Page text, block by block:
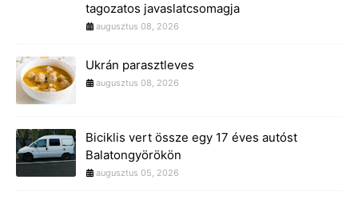
tagozatos javaslatcsomagja
augusztus 08, 2026
Ukrán parasztleves
augusztus 08, 2026
Biciklis vert össze egy 17 éves autóst
Balatongyörökön
augusztus 05, 2026